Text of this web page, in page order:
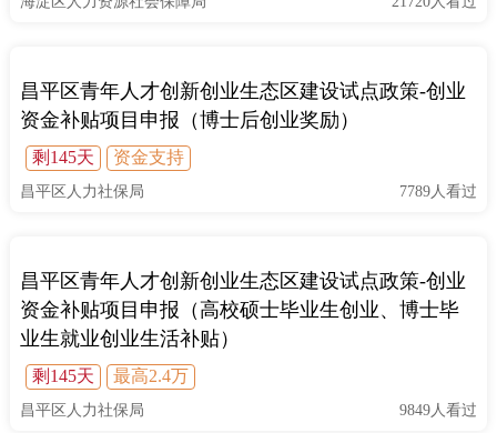
昌平区青年人才创新创业生态区建设试点政策-创业
资金补贴项目申报（博士后创业奖励）
剩145天 资金支持
昌平区人力社保局 7789人看过
昌平区青年人才创新创业生态区建设试点政策-创业
资金补贴项目申报（高校硕士毕业生创业、博士毕
业生就业创业生活补贴）
剩145天 最高2.4万
昌平区人力社保局 9849人看过